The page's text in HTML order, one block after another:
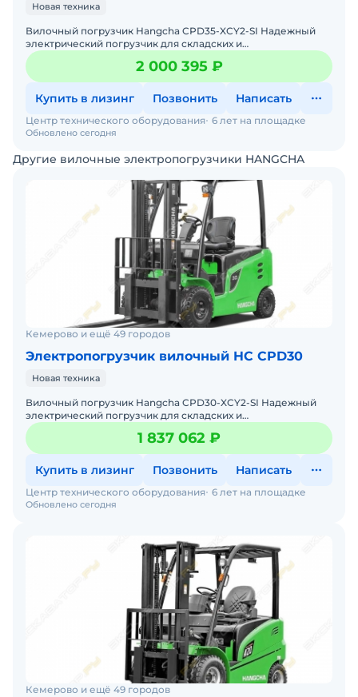
Новая техника
Вилочный погрузчик Hangcha CPD35-XCY2-SI Надежный
электрический погрузчик для складских и
производственных задач Мы предлагаем: Доставку по
России от 2-х
2 000 395 ₽
Купить в лизинг Позвонить Написать
Обновлено сегодня
Центр технического оборудования 6 лет на площадке
Другие вилочные электропогрузчики HANGCHA
Кемерово и ещё 49 городов
Электропогрузчик вилочный HC CPD30
Новая техника
Вилочный погрузчик Hangcha CPD30-XCY2-SI Надежный
электрический погрузчик для складских и
производственных задач Мы предлагаем: Доставку по
России от 2-х
1 837 062 ₽
Купить в лизинг Позвонить Написать
Обновлено сегодня
Центр технического оборудования 6 лет на площадке
Кемерово и ещё 49 городов